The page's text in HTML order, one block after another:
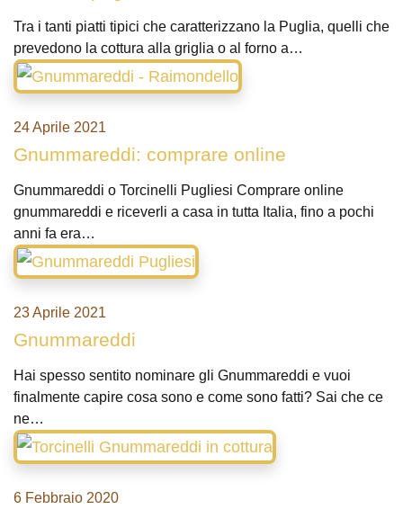
Tra i tanti piatti tipici che caratterizzano la Puglia, quelli che
prevedono la cottura alla griglia o al forno a…
24 Aprile 2021
Gnummareddi: comprare online
Gnummareddi o Torcinelli Pugliesi Comprare online
gnummareddi e riceverli a casa in tutta Italia, fino a pochi
anni fa era…
23 Aprile 2021
Gnummareddi
Hai spesso sentito nominare gli Gnummareddi e vuoi
finalmente capire cosa sono e come sono fatti? Sai che ce
ne…
6 Febbraio 2020